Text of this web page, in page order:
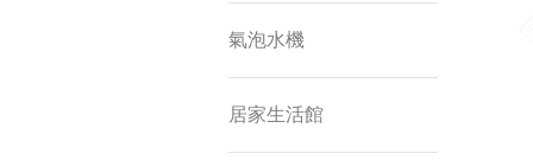
氣泡水機
居家生活館